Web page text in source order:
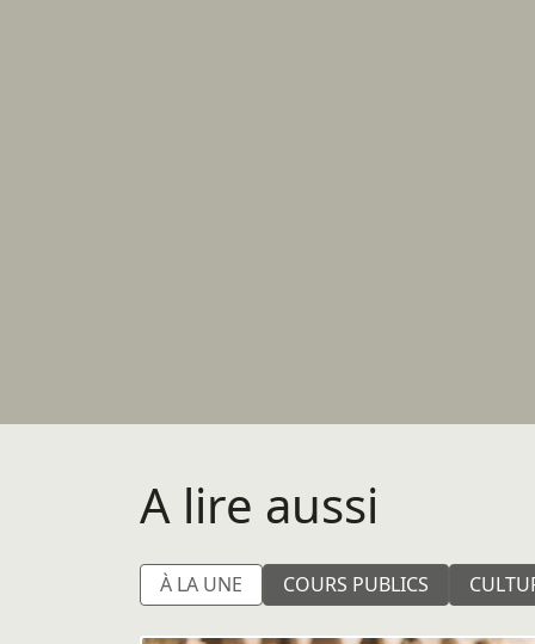
A lire aussi
À LA UNE COURS PUBLICS